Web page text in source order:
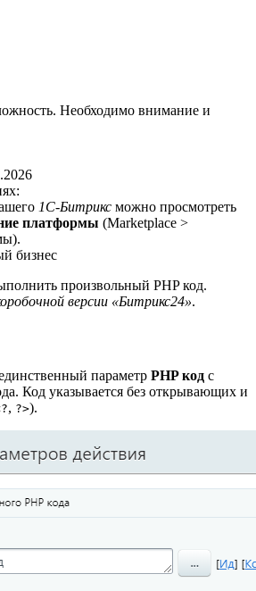
Необходимо внимание и
1С-Битрикс можно просмотреть
платформы (Marketplace >
).
бизнес
произвольный PHP код.
версии «Битрикс24».
параметр PHP код с
Код указывается без открывающих и
, ?>).